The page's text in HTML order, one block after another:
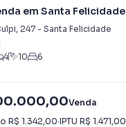
em Santa Felicidade
, 247 - Santa Felicidade
4 10 6
Venda
R$ 1.342,00·IPTU R$ 1.471,00